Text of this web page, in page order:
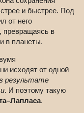
и быстрее. Под
от него
превращаясь в
в планеты.
исходят от одной
результате
. И поэтому такую
.